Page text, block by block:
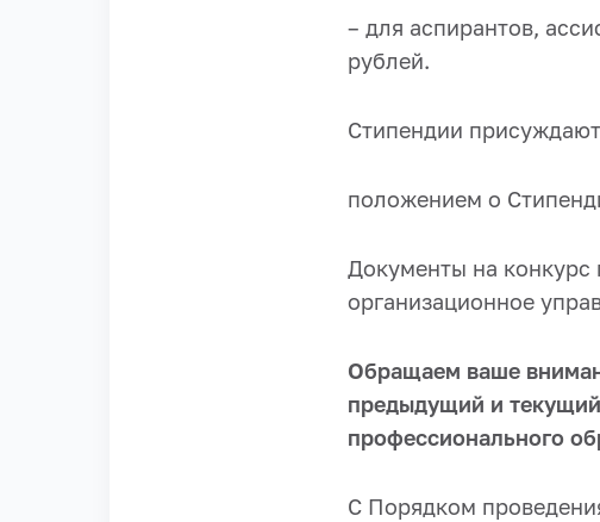
– для аспирантов,
рублей.
Стипендии
положением о
Документы на конкурс
организационное
Обращаем ваше
предыдущий и
профессионального
С Порядком